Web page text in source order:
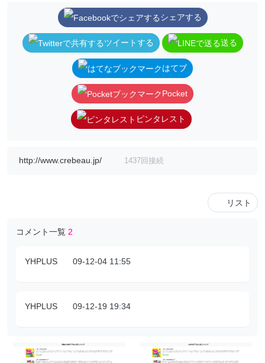
シェアする
ツイートする 送る
はてブ
Pocket
ピンタレスト
http://www.crebeau.jp/ 1437回接続
リスト
コメント一覧 2
YHPLUS 09-12-04 11:55
YHPLUS 09-12-19 19:34